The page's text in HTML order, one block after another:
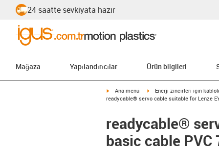
24 saatte sevkiyata hazır
Mağaza Yapılandırıcılar Ürün bilgileri
igus-icon-arrow-right
Ana menü igus-icon-arrow-right
Enerji zincirleri için
readycable® servo cable suitable for Lenze
readycable®
basic cable PVC